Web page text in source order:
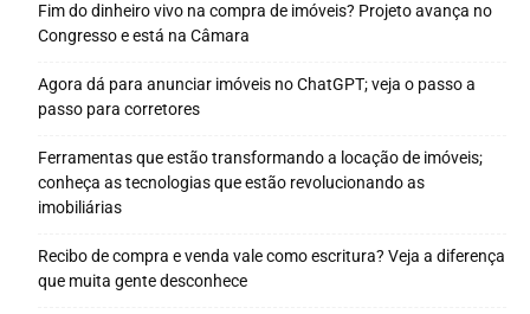
Fim do dinheiro vivo na compra de imóveis? Projeto avança no
Congresso e está na Câmara
Agora dá para anunciar imóveis no ChatGPT; veja o passo a
passo para corretores
Ferramentas que estão transformando a locação de imóveis;
conheça as tecnologias que estão revolucionando as
imobiliárias
Recibo de compra e venda vale como escritura? Veja a diferença
que muita gente desconhece